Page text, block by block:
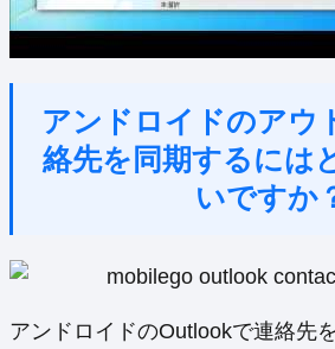
アンドロイドのアウ
絡先を同期するには
いですか
アンドロイドのOutlookで連絡先